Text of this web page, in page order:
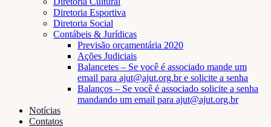
Diretoria Esportiva
Diretoria Social
Contábeis & Jurídicas
Previsão orçamentária 2020
Ações Judiciais
Balancetes – Se você é associado mande um
email para ajut@ajut.org.br e solicite a senha
Balanços – Se você é associado solicite a senha
mandando um email para ajut@ajut.org.br
Notícias
Contatos